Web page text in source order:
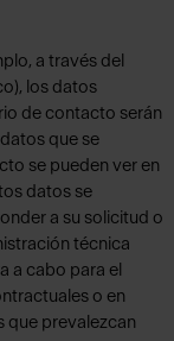
a través del
los datos
de contacto serán
que se
se pueden ver en
datos se
a su solicitud o
técnica
a cabo para el
o en
que prevalezcan